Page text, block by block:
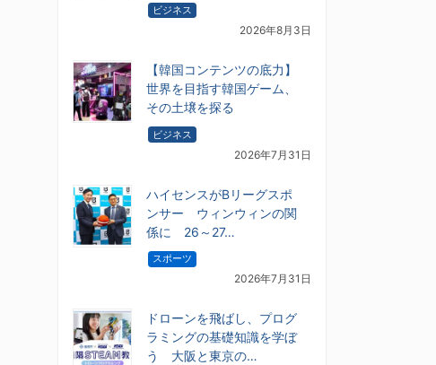
ビジネス
2026年8月3日
【韓国コンテンツの底力】
世界を目指す韓国ゲーム、
その土壌を探る
ビジネス
2026年7月31日
ハイセンスがBリーグスポ
ンサー ウィンウィンの関
係に 26～27…
スポーツ
2026年7月31日
ドローンを飛ばし、プログ
ラミングの基礎知識を学ぼ
う 大阪と東京の…